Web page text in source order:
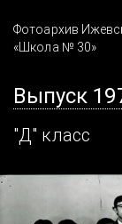
Фотоархив
«Школа № 30»
Выпуск
"Д" класс